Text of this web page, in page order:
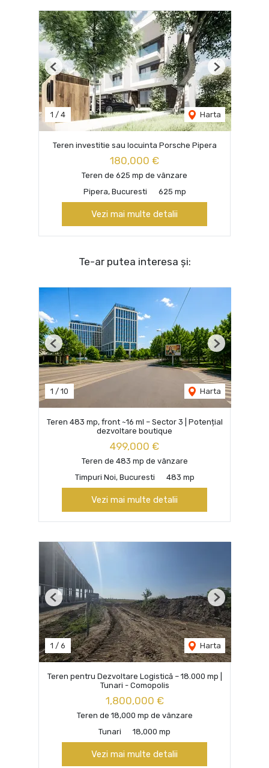
1 / 4 Harta
Previous Next
Teren investitie sau locuinta Porsche Pipera
180,000 €
Teren de 625 mp de vânzare
Pipera, Bucuresti
625 mp
Vezi mai multe detalii
Te-ar putea interesa și:
1 / 10 Harta
Previous Next
Teren 483 mp, front ~16 ml – Sector 3 | Potențial
dezvoltare boutique
499,000 €
Teren de 483 mp de vânzare
Timpuri Noi, Bucuresti
483 mp
Vezi mai multe detalii
1 / 6 Harta
Previous Next
Teren pentru Dezvoltare Logistică – 18.000 mp |
Tunari - Comopolis
1,800,000 €
Teren de 18,000 mp de vânzare
Tunari
18,000 mp
Vezi mai multe detalii